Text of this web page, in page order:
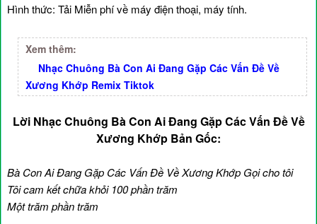
Hình thức: Tải Miễn phí về máy điện thoại, máy tính.
Xem thêm:
Nhạc Chuông Bà Con Ai Đang Gặp Các Vấn Đề Về
Xương Khớp Remix Tiktok
Lời Nhạc Chuông Bà Con Ai Đang Gặp Các Vấn Đề Về
Xương Khớp Bản Gốc:
Bà Con Ai Đang Gặp Các Vấn Đề Về Xương Khớp Gọi cho tôi
Tôi cam kết chữa khỏi 100 phần trăm
Một trăm phần trăm